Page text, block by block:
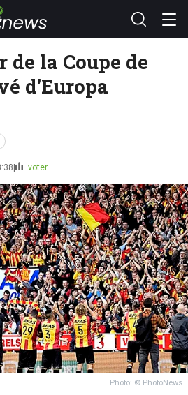
de la Coupe de
d'Europa
voter
Photo: © PhotoNews